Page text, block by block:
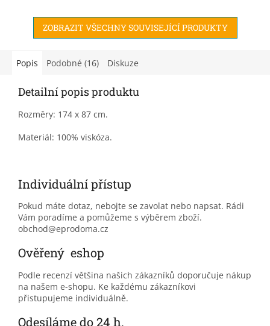
ZOBRAZIT VŠECHNY SOUVISEJÍCÍ PRODUKTY
Popis Podobné (16) Diskuze
Detailní popis produktu
Rozměry: 174 x 87 cm.
Materiál: 100% viskóza.
Individuální přístup
Pokud máte dotaz, nebojte se zavolat nebo napsat. Rádi
Vám poradíme a pomůžeme s výběrem zboží.
obchod@eprodoma.cz
Ověřený eshop
Podle recenzí většina našich zákazníků doporučuje nákup
na našem e-shopu. Ke každému zákazníkovi
přistupujeme individuálně.
Odesíláme do 24 h.